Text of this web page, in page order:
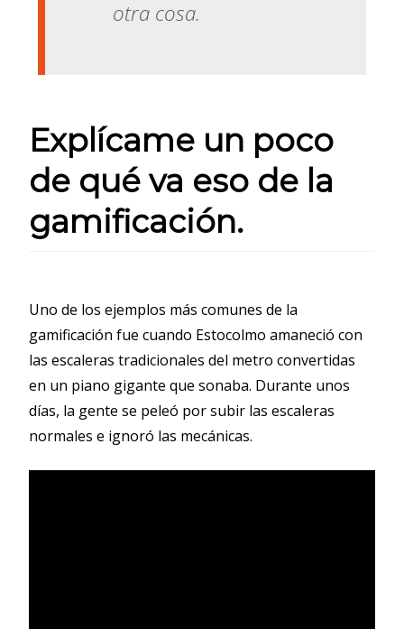
otra cosa.
Explícame un poco
de qué va eso de la
gamificación.
Uno de los ejemplos más comunes de la
gamificación fue cuando Estocolmo amaneció con
las escaleras tradicionales del metro convertidas
en un piano gigante que sonaba. Durante unos
días, la gente se peleó por subir las escaleras
normales e ignoró las mecánicas.